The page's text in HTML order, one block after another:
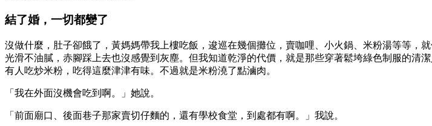
結了婚，一切都變了
沒做什麼，肚子卻餓了，黃媽媽帶我上樓吃飯，逡巡在幾個攤位，賣咖哩、小火鍋、米粉湯等等，
光滑不油膩，赤腳踩上去也沒感覺到灰塵。但我知道乾淨的代價，就是那些穿著鬆垮綠色制服的清
有人吃炒米粉，吃得這麼津津有味。不過就是米粉澆了點滷肉。
「我在外面沒機會吃到啊。」她說。
「前面廟口、後面巷子那家賣切仔麵的，還有學校食堂，到處都有啊。」我說。